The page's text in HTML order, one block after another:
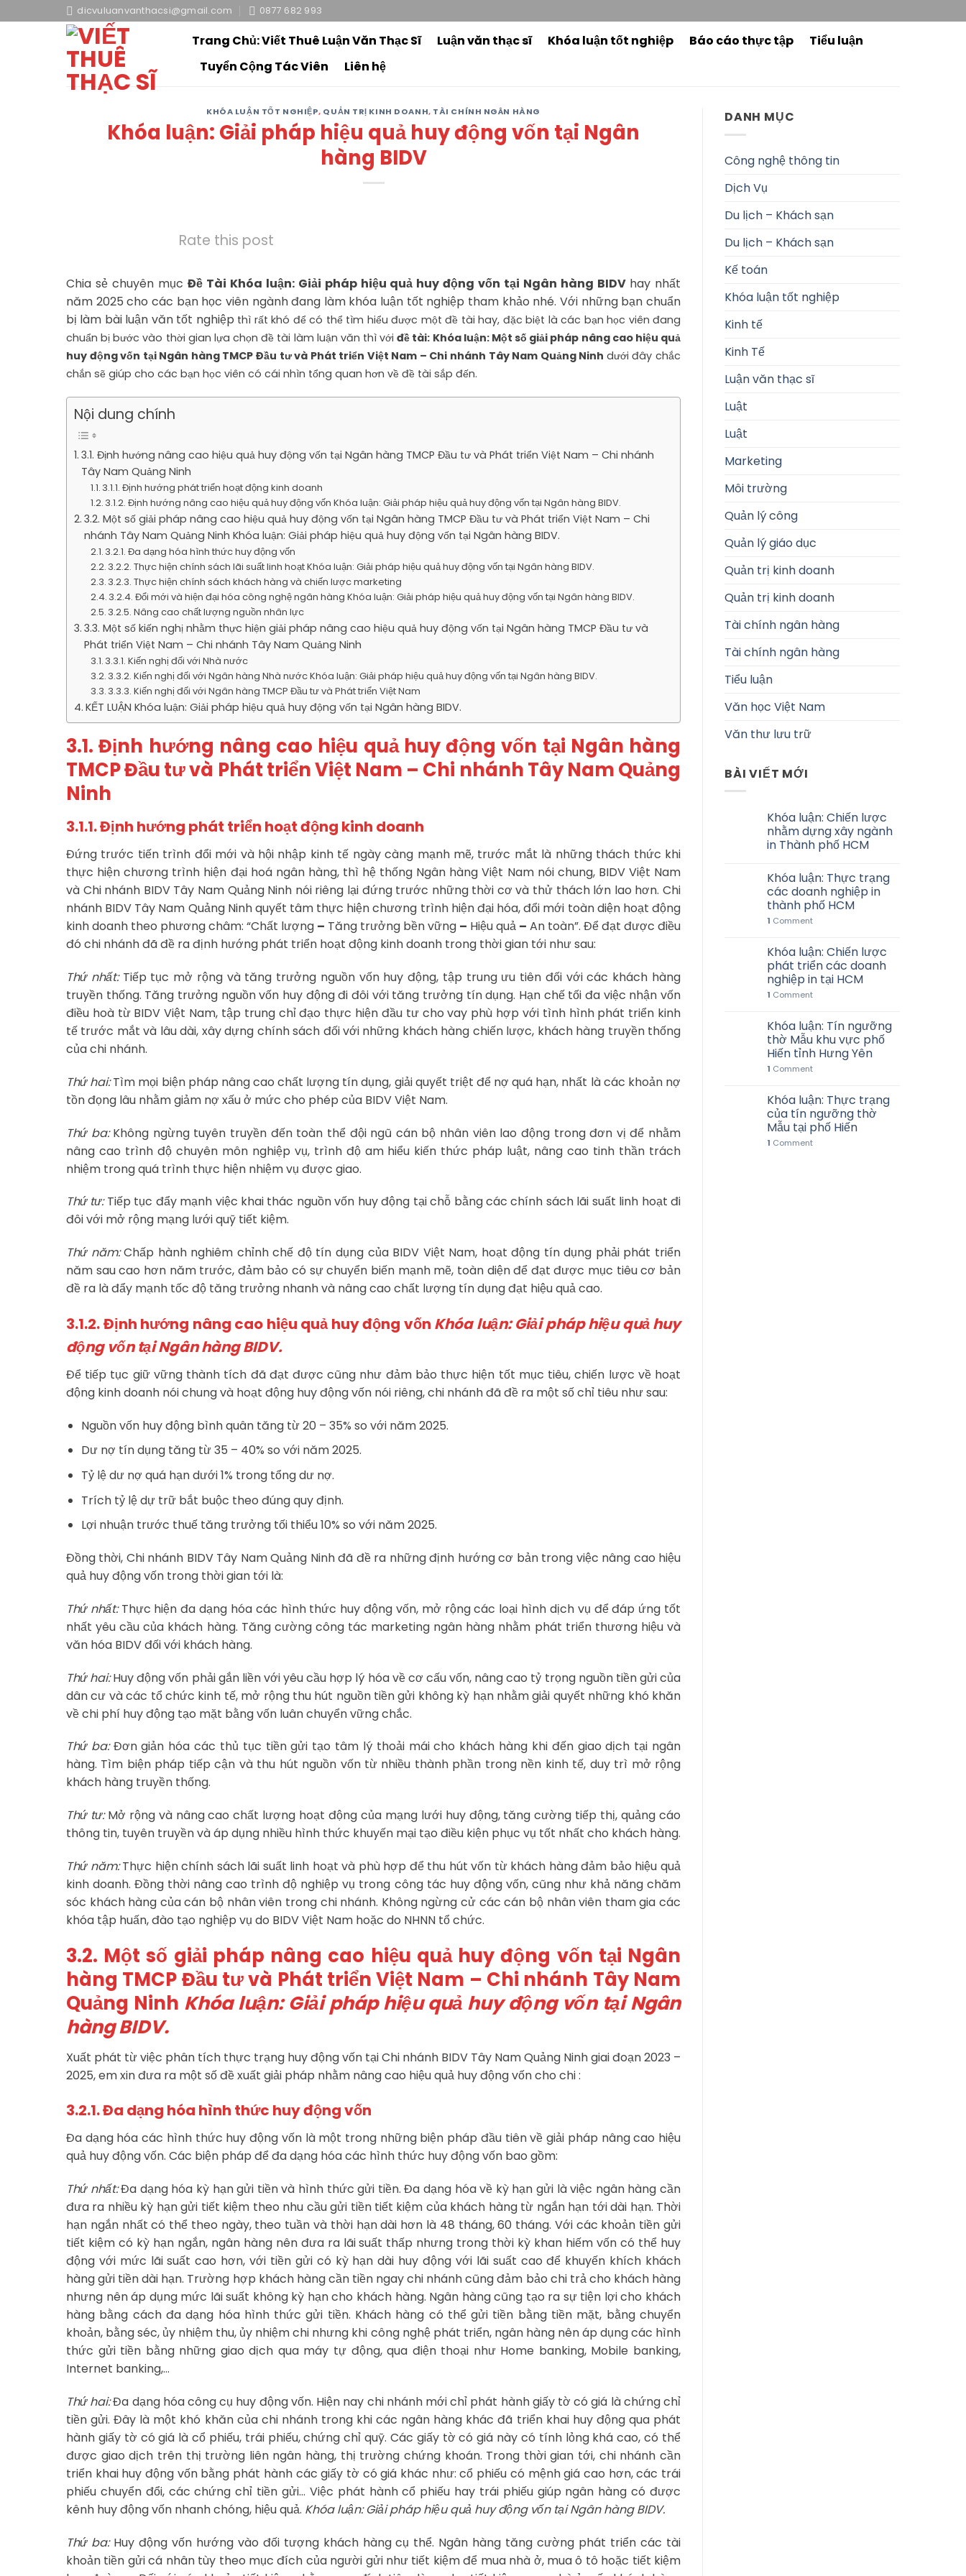
to
dicvuluanvanthacsi@gmail.com 0877 682 993
Trang Chủ: Viết Thuê Luận Văn Thạc Sĩ Luận văn thạc sĩ Khóa luận tốt nghiệp Báo cáo thực tập
Tiểu luận
Tuyển Cộng Tác Viên
Liên hệ
KHÓA LUẬN TỐT NGHIỆP, QUẢN TRỊ KINH DOANH, TÀI CHÍNH NGÂN HÀNG
Khóa luận: Giải pháp hiệu quả huy động vốn tại Ngân
hàng BIDV
Rate this post
Chia sẻ chuyên mục Đề Tài Khóa luận: Giải pháp hiệu quả huy động vốn tại Ngân hàng BIDV hay nhất
năm 2025 cho các bạn học viên ngành đang làm khóa luận tốt nghiệp tham khảo nhé. Với những bạn chuẩn
bị làm bài luận văn tốt nghiệp thì rất khó để có thể tìm hiểu được một đề tài hay, đặc biệt là các bạn học viên đang
chuẩn bị bước vào thời gian lựa chọn đề tài làm luận văn thì vớiđề tài: Khóa luận: Một số giải pháp nâng cao hiệu quả
huy động vốn tại Ngân hàng TMCP Đầu tư và Phát triển Việt Nam – Chi nhánh Tây Nam Quảng Ninh dưới đây chắc
chắn sẽ giúp cho các bạn học viên có cái nhìn tổng quan hơn về đề tài sắp đến.
Nội dung chính
3.1. Định hướng nâng cao hiệu quả huy động vốn tại Ngân hàng TMCP Đầu tư và Phát triển Việt Nam – Chi nhánh
Tây Nam Quảng Ninh
3.1.1. Định hướng phát triển hoạt động kinh doanh
3.1.2. Định hướng nâng cao hiệu quả huy động vốn Khóa luận: Giải pháp hiệu quả huy động vốn tại Ngân hàng BIDV.
3.2. Một số giải pháp nâng cao hiệu quả huy động vốn tại Ngân hàng TMCP Đầu tư và Phát triển Việt Nam – Chi
nhánh Tây Nam Quảng Ninh Khóa luận: Giải pháp hiệu quả huy động vốn tại Ngân hàng BIDV.
3.2.1. Đa dạng hóa hình thức huy động vốn
3.2.2. Thực hiện chính sách lãi suất linh hoạt Khóa luận: Giải pháp hiệu quả huy động vốn tại Ngân hàng BIDV.
3.2.3. Thực hiện chính sách khách hàng và chiến lược marketing
3.2.4. Đổi mới và hiện đại hóa công nghệ ngân hàng Khóa luận: Giải pháp hiệu quả huy động vốn tại Ngân hàng BIDV.
3.2.5. Nâng cao chất lượng nguồn nhân lực
3.3. Một số kiến nghị nhằm thực hiện giải pháp nâng cao hiệu quả huy động vốn tại Ngân hàng TMCP Đầu tư và
Phát triển Việt Nam – Chi nhánh Tây Nam Quảng Ninh
3.3.1. Kiến nghị đối với Nhà nước
3.3.2. Kiến nghị đối với Ngân hàng Nhà nước Khóa luận: Giải pháp hiệu quả huy động vốn tại Ngân hàng BIDV.
3.3.3. Kiến nghị đối với Ngân hàng TMCP Đầu tư và Phát triển Việt Nam
KẾT LUẬN Khóa luận: Giải pháp hiệu quả huy động vốn tại Ngân hàng BIDV.
3.1. Định hướng nâng cao hiệu quả huy động vốn tại Ngân hàng
TMCP Đầu tư và Phát triển Việt Nam – Chi nhánh Tây Nam Quảng
Ninh
3.1.1. Định hướng phát triển hoạt động kinh doanh
Đứng trước tiến trình đổi mới và hội nhập kinh tế ngày càng mạnh mẽ, trước mắt là những thách thức khi
thực hiện chương trình hiện đại hoá ngân hàng, thì hệ thống Ngân hàng Việt Nam nói chung, BIDV Việt Nam
và Chi nhánh BIDV Tây Nam Quảng Ninh nói riêng lại đứng trước những thời cơ và thử thách lớn lao hơn. Chi
nhánh BIDV Tây Nam Quảng Ninh quyết tâm thực hiện chương trình hiện đại hóa, đổi mới toàn diện hoạt động
kinh doanh theo phương châm: “Chất lượng – Tăng trưởng bền vững – Hiệu quả – An toàn”. Để đạt được điều
đó chi nhánh đã đề ra định hướng phát triển hoạt động kinh doanh trong thời gian tới như sau:
Thứ nhất:Tiếp tục mở rộng và tăng trưởng nguồn vốn huy động, tập trung ưu tiên đối với các khách hàng
truyền thống. Tăng trưởng nguồn vốn huy động đi đôi với tăng trưởng tín dụng. Hạn chế tối đa việc nhận vốn
điều hoà từ BIDV Việt Nam, tập trung chỉ đạo thực hiện đầu tư cho vay phù hợp với tình hình phát triển kinh
tế trước mắt và lâu dài, xây dựng chính sách đối với những khách hàng chiến lược, khách hàng truyền thống
của chi nhánh.
Thứ hai:Tìm mọi biện pháp nâng cao chất lượng tín dụng, giải quyết triệt để nợ quá hạn, nhất là các khoản nợ
tồn đọng lâu nhằm giảm nợ xấu ở mức cho phép của BIDV Việt Nam.
Thứ ba:Không ngừng tuyên truyền đến toàn thể đội ngũ cán bộ nhân viên lao động trong đơn vị để nhằm
nâng cao trình độ chuyên môn nghiệp vụ, trình độ am hiểu kiến thức pháp luật, nâng cao tinh thần trách
nhiệm trong quá trình thực hiện nhiệm vụ được giao.
Thứ tư:Tiếp tục đẩy mạnh việc khai thác nguồn vốn huy động tại chỗ bằng các chính sách lãi suất linh hoạt đi
đôi với mở rộng mạng lưới quỹ tiết kiệm.
Thứ năm:Chấp hành nghiêm chỉnh chế độ tín dụng của BIDV Việt Nam, hoạt động tín dụng phải phát triển
năm sau cao hơn năm trước, đảm bảo có sự chuyển biến mạnh mẽ, toàn diện để đạt được mục tiêu cơ bản
đề ra là đẩy mạnh tốc độ tăng trưởng nhanh và nâng cao chất lượng tín dụng đạt hiệu quả cao.
3.1.2. Định hướng nâng cao hiệu quả huy động vốn Khóa luận: Giải pháp hiệu quả huy
động vốn tại Ngân hàng BIDV.
Để tiếp tục giữ vững thành tích đã đạt được cũng như đảm bảo thực hiện tốt mục tiêu, chiến lược về hoạt
động kinh doanh nói chung và hoạt động huy động vốn nói riêng, chi nhánh đã đề ra một số chỉ tiêu như sau:
Nguồn vốn huy động bình quân tăng từ 20 – 35% so với năm 2025.
Dư nợ tín dụng tăng từ 35 – 40% so với năm 2025.
Tỷ lệ dư nợ quá hạn dưới 1% trong tổng dư nợ.
Trích tỷ lệ dự trữ bắt buộc theo đúng quy định.
Lợi nhuận trước thuế tăng trưởng tối thiểu 10% so với năm 2025.
Đồng thời, Chi nhánh BIDV Tây Nam Quảng Ninh đã đề ra những định hướng cơ bản trong việc nâng cao hiệu
quả huy động vốn trong thời gian tới là:
Thứ nhất:Thực hiện đa dạng hóa các hình thức huy động vốn, mở rộng các loại hình dịch vụ để đáp ứng tốt
nhất yêu cầu của khách hàng. Tăng cường công tác marketing ngân hàng nhằm phát triển thương hiệu và
văn hóa BIDV đối với khách hàng.
Thứ hai:Huy động vốn phải gắn liền với yêu cầu hợp lý hóa về cơ cấu vốn, nâng cao tỷ trọng nguồn tiền gửi của
dân cư và các tổ chức kinh tế, mở rộng thu hút nguồn tiền gửi không kỳ hạn nhằm giải quyết những khó khăn
về chi phí huy động tạo mặt bằng vốn luân chuyển vững chắc.
Thứ ba:Đơn giản hóa các thủ tục tiền gửi tạo tâm lý thoải mái cho khách hàng khi đến giao dịch tại ngân
hàng. Tìm biện pháp tiếp cận và thu hút nguồn vốn từ nhiều thành phần trong nền kinh tế, duy trì mở rộng
khách hàng truyền thống.
Thứ tư:Mở rộng và nâng cao chất lượng hoạt động của mạng lưới huy động, tăng cường tiếp thị, quảng cáo
thông tin, tuyên truyền và áp dụng nhiều hình thức khuyến mại tạo điều kiện phục vụ tốt nhất cho khách hàng.
Thứ năm:Thực hiện chính sách lãi suất linh hoạt và phù hợp để thu hút vốn từ khách hàng đảm bảo hiệu quả
kinh doanh. Đồng thời nâng cao trình độ nghiệp vụ trong công tác huy động vốn, cũng như khả năng chăm
sóc khách hàng của cán bộ nhân viên trong chi nhánh. Không ngừng cử các cán bộ nhân viên tham gia các
khóa tập huấn, đào tạo nghiệp vụ do BIDV Việt Nam hoặc do NHNN tổ chức.
3.2. Một số giải pháp nâng cao hiệu quả huy động vốn tại Ngân
hàng TMCP Đầu tư và Phát triển Việt Nam – Chi nhánh Tây Nam
Quảng Ninh Khóa luận: Giải pháp hiệu quả huy động vốn tại Ngân
hàng BIDV.
Xuất phát từ việc phân tích thực trạng huy động vốn tại Chi nhánh BIDV Tây Nam Quảng Ninh giai đoạn 2023 –
2025, em xin đưa ra một số đề xuất giải pháp nhằm nâng cao hiệu quả huy động vốn cho chi :
3.2.1. Đa dạng hóa hình thức huy động vốn
Đa dạng hóa các hình thức huy động vốn là một trong những biện pháp đầu tiên về giải pháp nâng cao hiệu
quả huy động vốn. Các biện pháp để đa dạng hóa các hình thức huy động vốn bao gồm:
Thứ nhất:Đa dạng hóa kỳ hạn gửi tiền và hình thức gửi tiền. Đa dạng hóa về kỳ hạn gửi là việc ngân hàng cần
đưa ra nhiều kỳ hạn gửi tiết kiệm theo nhu cầu gửi tiền tiết kiệm của khách hàng từ ngắn hạn tới dài hạn. Thời
hạn ngắn nhất có thể theo ngày, theo tuần và thời hạn dài hơn là 48 tháng, 60 tháng. Với các khoản tiền gửi
tiết kiệm có kỳ hạn ngắn, ngân hàng nên đưa ra lãi suất thấp nhưng trong thời kỳ khan hiếm vốn có thể huy
động với mức lãi suất cao hơn, với tiền gửi có kỳ hạn dài huy động với lãi suất cao để khuyến khích khách
hàng gửi tiền dài hạn. Trường hợp khách hàng cần tiền ngay chi nhánh cũng đảm bảo chi trả cho khách hàng
nhưng nên áp dụng mức lãi suất không kỳ hạn cho khách hàng. Ngân hàng cũng tạo ra sự tiện lợi cho khách
hàng bằng cách đa dạng hóa hình thức gửi tiền. Khách hàng có thể gửi tiền bằng tiền mặt, bằng chuyển
khoản, bằng séc, ủy nhiệm thu, ủy nhiệm chi nhưng khi công nghệ phát triển, ngân hàng nên áp dụng các hình
thức gửi tiền bằng những giao dịch qua máy tự động, qua điện thoại như Home banking, Mobile banking,
Internet banking,…
Thứ hai:Đa dạng hóa công cụ huy động vốn. Hiện nay chi nhánh mới chỉ phát hành giấy tờ có giá là chứng chỉ
tiền gửi. Đây là một khó khăn của chi nhánh trong khi các ngân hàng khác đã triển khai huy động qua phát
hành giấy tờ có giá là cổ phiếu, trái phiếu, chứng chỉ quỹ. Các giấy tờ có giá này có tính lỏng khá cao, có thể
được giao dịch trên thị trường liên ngân hàng, thị trường chứng khoán. Trong thời gian tới, chi nhánh cần
triển khai huy động vốn bằng phát hành các giấy tờ có giá khác như: cổ phiếu có mệnh giá cao hơn, các trái
phiếu chuyển đổi, các chứng chỉ tiền gửi… Việc phát hành cổ phiếu hay trái phiếu giúp ngân hàng có được
kênh huy động vốn nhanh chóng, hiệu quả. Khóa luận: Giải pháp hiệu quả huy động vốn tại Ngân hàng BIDV.
Thứ ba:Huy động vốn hướng vào đối tượng khách hàng cụ thể. Ngân hàng tăng cường phát triển các tài
khoản tiền gửi cá nhân tùy theo mục đích của người gửi như tiết kiệm để mua nhà ở, mua ô tô hoặc tiết kiệm
DANH MỤC
Công nghệ thông tin
Dịch Vụ
Du lịch – Khách sạn
Du lịch – Khách sạn
Kế toán
Khóa luận tốt nghiệp
Kinh tế
Kinh Tế
Luận văn thạc sĩ
Luật
Luật
Marketing
Môi trường
Quản lý công
Quản lý giáo dục
Quản trị kinh doanh
Quản trị kinh doanh
Tài chính ngân hàng
Tài chính ngân hàng
Tiểu luận
Văn học Việt Nam
Văn thư lưu trữ
BÀI VIẾT MỚI
Khóa luận: Chiến lược
nhằm dựng xây ngành
in Thành phố HCM
Khóa luận: Thực trạng
các doanh nghiệp in
thành phố HCM
1 Comment
Khóa luận: Chiến lược
phát triển các doanh
nghiệp in tại HCM
1 Comment
Khóa luận: Tín ngưỡng
thờ Mẫu khu vực phố
Hiến tỉnh Hưng Yên
1 Comment
Khóa luận: Thực trạng
của tín ngưỡng thờ
Mẫu tại phố Hiến
1 Comment